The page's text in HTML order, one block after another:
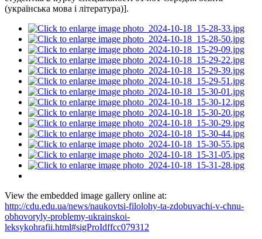
(українська мова і література)].
View the embedded image gallery online at:
http://cdu.edu.ua/news/naukovtsi-filolohy-ta-zdobuvachi-v-chnu-
obhovoryly-problemy-ukrainskoi-
leksykohrafii.html#sigProIdffcc079312